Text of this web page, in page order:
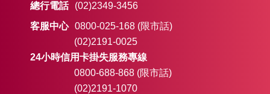
總行電話
(02)2349-3456
客服中心 0800-025-168 (限市話)
(02)2191-0025
24小時信用卡掛失服務專線
0800-688-868 (限市話)
(02)2191-1070